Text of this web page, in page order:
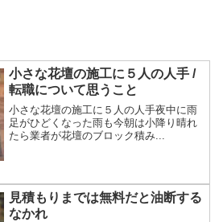
小さな花壇の施工に５人の人手 /
転職について思うこと
小さな花壇の施工に５人の人手夜中に雨
足がひどくなった雨も今朝は小降り晴れ
たら業者が花壇のブロック積み...
見積もりまでは無料だと油断する
なかれ